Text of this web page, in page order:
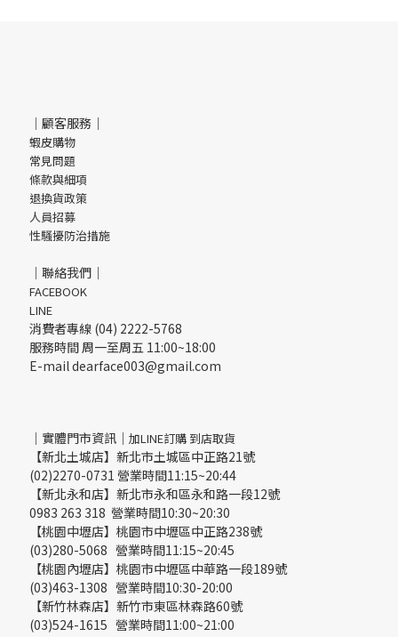
｜顧客服務｜
蝦皮購物
常見問題
條款與細項
退換貨政策
人員招募
性騷擾防治措施
｜聯絡我們｜
FACEBOOK
LINE
消費者專線 (04) 2222-5768
服務時間 周一至周五 11:00~18:00
E-mail dearface003@gmail.com
｜實體門市資訊｜ 加LINE訂購 到店取貨
【新北土城店】新北市土城區中正路21號
(02)2270-0731 營業時間11:15~20:44
【新北永和店】新北市永和區永和路一段12號
0983 263 318 營業時間10:30~20:30
【桃園中壢店】桃園市中壢區中正路238號
(03)280-5068 營業時間11:15~20:45
【桃園內壢店】桃園市中壢區中華路一段189號
(03)463-1308 營業時間10:30-20:00
【新竹林森店】新竹市東區林森路60號
(03)524-1615 營業時間11:00~21:00